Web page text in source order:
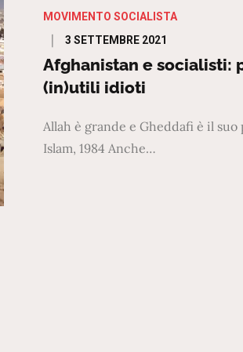
MOVIMENTO SOCIALISTA
Posted
on
3 SETTEMBRE 2021
Afghanistan e socialisti:
(in)utili idioti
Allah è grande e Gheddafi è il suo
Islam, 1984 Anche…